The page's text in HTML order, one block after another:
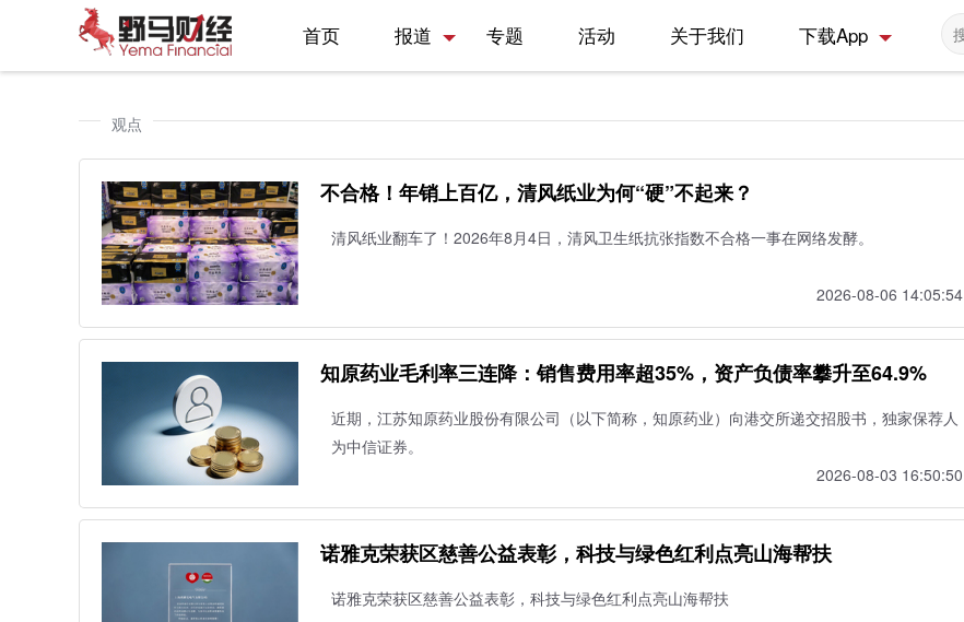
首页 报道 专题 活动 关于我们 下载App
观点
不合格！年销上百亿，清风纸业为何“硬”不起来？
清风纸业翻车了！2026年8月4日，清风卫生纸抗张指数不合格一事在网络发酵。
2026-08-06 14:05:54
知原药业毛利率三连降：销售费用率超35%，资产负债率攀升至64.9%
近期，江苏知原药业股份有限公司（以下简称，知原药业）向港交所递交招股书，独家保荐人
为中信证券。
2026-08-03 16:50:50
诺雅克荣获区慈善公益表彰，科技与绿色红利点亮山海帮扶
诺雅克荣获区慈善公益表彰，科技与绿色红利点亮山海帮扶